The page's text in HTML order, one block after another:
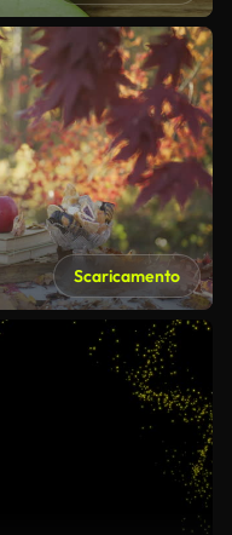
Scaricamento